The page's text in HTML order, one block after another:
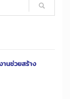
านช่วยสร้าง